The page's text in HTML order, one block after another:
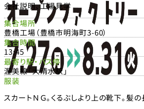
会社説明、工場見学
集合場所
豊橋工場（豊橋市明海町3-60）
集合時間
13:45
最寄り駅・バス停
渥美線「大清水駅」
服装
スカートＮＧ。くるぶしより上の靴下。髪